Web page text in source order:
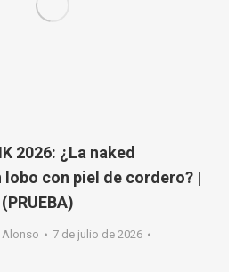
2026: ¿La naked
con piel de cordero? |
Alonso
7 de julio de 2026